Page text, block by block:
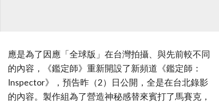
應是為了因應「全球版」在台灣拍攝、與先前較不同
的內容，《鑑定師》重新開設了新頻道《鑑定師：
Inspector》，預告昨（2）日公開，全是在台北錄影
的內容。製作組為了營造神秘感替來賓打了馬賽克，